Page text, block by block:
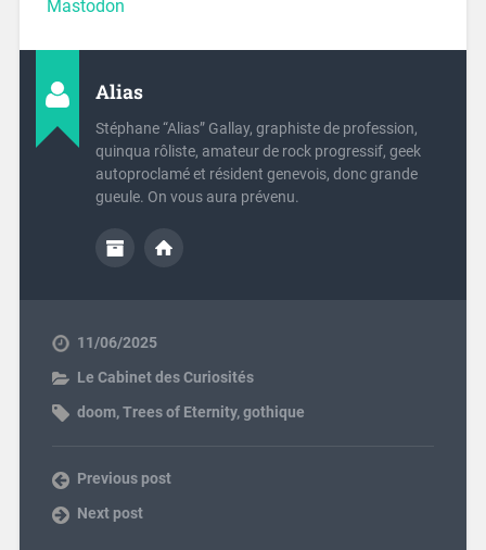
Mastodon
Alias
Stéphane “Alias” Gallay, graphiste de profession,
quinqua rôliste, amateur de rock progressif, geek
autoproclamé et résident genevois, donc grande
gueule. On vous aura prévenu.
11/06/2025
Le Cabinet des Curiosités
doom,Trees of Eternity,gothique
Previous post
Next post